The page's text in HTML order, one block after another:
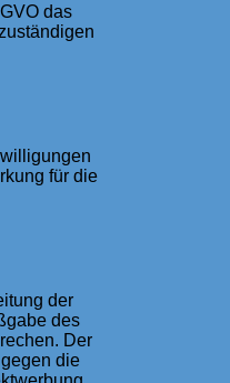
das
für die
der
des
Der
die